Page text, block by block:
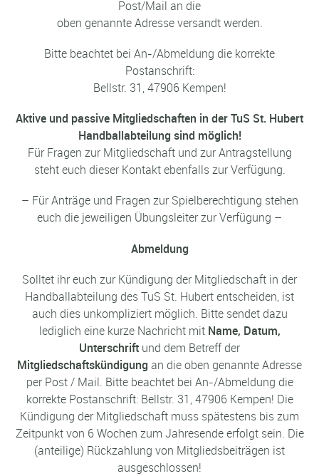
Post/Mail an die
oben genannte Adresse versandt werden.
Bitte beachtet bei An-/Abmeldung die korrekte
Postanschrift:
Bellstr. 31, 47906 Kempen!
Aktive und passive Mitgliedschaften in der TuS St. Hubert
Handballabteilung sind möglich!
Für Fragen zur Mitgliedschaft und zur Antragstellung
steht euch dieser Kontakt ebenfalls zur Verfügung.
– Für Anträge und Fragen zur Spielberechtigung stehen
euch die jeweiligen Übungsleiter zur Verfügung –
Abmeldung
Solltet ihr euch zur Kündigung der Mitgliedschaft in der
Handballabteilung des TuS St. Hubert entscheiden, ist
auch dies unkompliziert möglich. Bitte sendet dazu
lediglich eine kurze Nachricht mit Name, Datum,
Unterschrift und dem Betreff der
Mitgliedschaftskündigung an die oben genannte Adresse
per Post / Mail. Bitte beachtet bei An-/Abmeldung die
korrekte Postanschrift: Bellstr. 31, 47906 Kempen! Die
Kündigung der Mitgliedschaft muss spätestens bis zum
Zeitpunkt von 6 Wochen zum Jahresende erfolgt sein. Die
(anteilige) Rückzahlung von Mitgliedsbeiträgen ist
ausgeschlossen!